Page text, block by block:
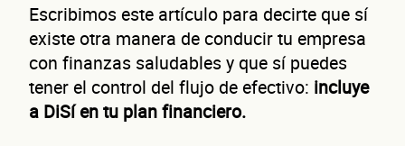
Escribimos este artículo para decirte que sí
existe otra manera de conducir tu empresa
con finanzas saludables y que sí puedes
tener el control del flujo de efectivo: incluye
a DiSí en tu plan financiero.